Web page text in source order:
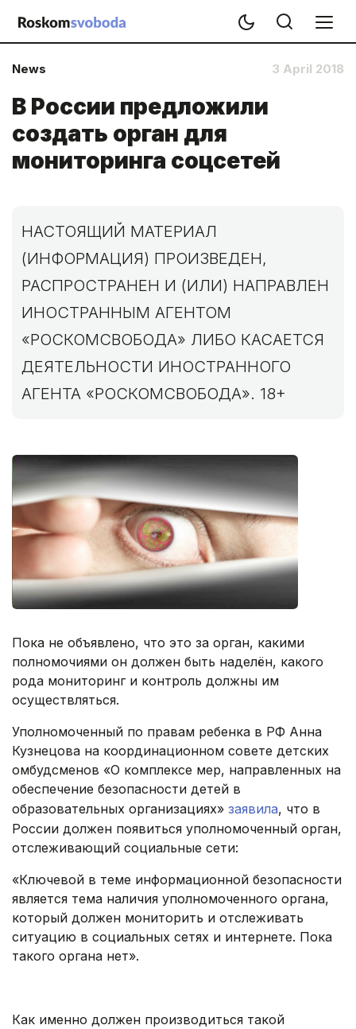
News 3 April 2018
В России предложили
создать орган для
мониторинга соцсетей
НАСТОЯЩИЙ МАТЕРИАЛ
(ИНФОРМАЦИЯ) ПРОИЗВЕДЕН,
РАСПРОСТРАНЕН И (ИЛИ) НАПРАВЛЕН
ИНОСТРАННЫМ АГЕНТОМ
«РОСКОМСВОБОДА» ЛИБО КАСАЕТСЯ
ДЕЯТЕЛЬНОСТИ ИНОСТРАННОГО
АГЕНТА «РОСКОМСВОБОДА». 18+
Пока не объявлено, что это за орган, какими
полномочиями он должен быть наделён, какого
рода мониторинг и контроль должны им
осуществляться.
Уполномоченный по правам ребенка в РФ Анна
Кузнецова на координационном совете детских
омбудсменов «О комплексе мер, направленных на
обеспечение безопасности детей в
образовательных организациях» заявила, что в
России должен появиться уполномоченный орган,
отслеживающий социальные сети:
«Ключевой в теме информационной безопасности
является тема наличия уполномоченного органа,
который должен мониторить и отслеживать
ситуацию в социальных сетях и интернете. Пока
такого органа нет».
Как именно должен производиться такой